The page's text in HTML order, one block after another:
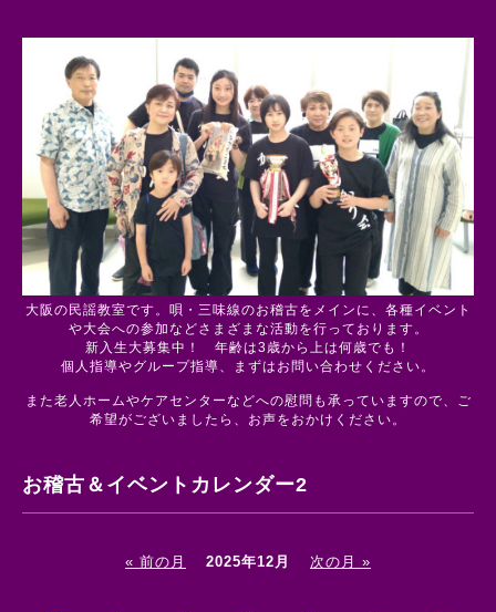
大阪の民謡教室です。唄・三味線のお稽古をメインに、各種イベント
や大会への参加などさまざまな活動を行っております。
新入生大募集中！ 年齢は3歳から上は何歳でも！
個人指導やグループ指導、まずはお問い合わせください。
また老人ホームやケアセンターなどへの慰問も承っていますので、ご
希望がございましたら、お声をおかけください。
お稽古＆イベントカレンダー2
« 前の月 2025年12月 次の月 »